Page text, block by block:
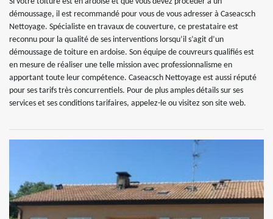
démoussage, il est recommandé pour vous de vous adresser à Caseacsch
Nettoyage. Spécialiste en travaux de couverture, ce prestataire est
reconnu pour la qualité de ses interventions lorsqu’il s’agit d’un
démoussage de toiture en ardoise. Son équipe de couvreurs qualifiés est
en mesure de réaliser une telle mission avec professionnalisme en
apportant toute leur compétence. Caseacsch Nettoyage est aussi réputé
pour ses tarifs très concurrentiels. Pour de plus amples détails sur ses
services et ses conditions tarifaires, appelez-le ou visitez son site web.